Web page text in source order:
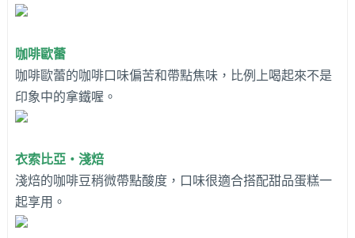
咖啡歐蕾
咖啡歐蕾的咖啡口味偏苦和帶點焦味，比例上喝起來不是
印象中的拿鐵喔。
衣索比亞‧淺焙
淺焙的咖啡豆稍微帶點酸度，口味很適合搭配甜品蛋糕一
起享用。